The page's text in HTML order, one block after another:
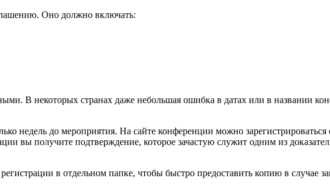
Оно должно включать:
В некоторых странах даже небольшая ошибка в датах или в названии
недель до мероприятия. На сайте конференции можно
вы получите подтверждение, которое зачастую служит одним из
в отдельном папке, чтобы быстро предоставить копию в случае